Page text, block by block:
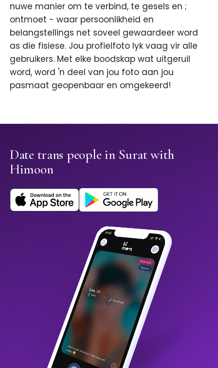
nuwe manier om te verbind, te gesels en ;
ontmoet - waar persoonlikheid en
belangstellings net soveel gewaardeer word
as die fisiese. Jou profielfoto lyk vaag vir alle
gebruikers. Met elke boodskap wat uitgeruil
word, word 'n deel van jou foto aan jou
pasmaat geopenbaar en omgekeerd!
Date trans people in Surat with
Himoon